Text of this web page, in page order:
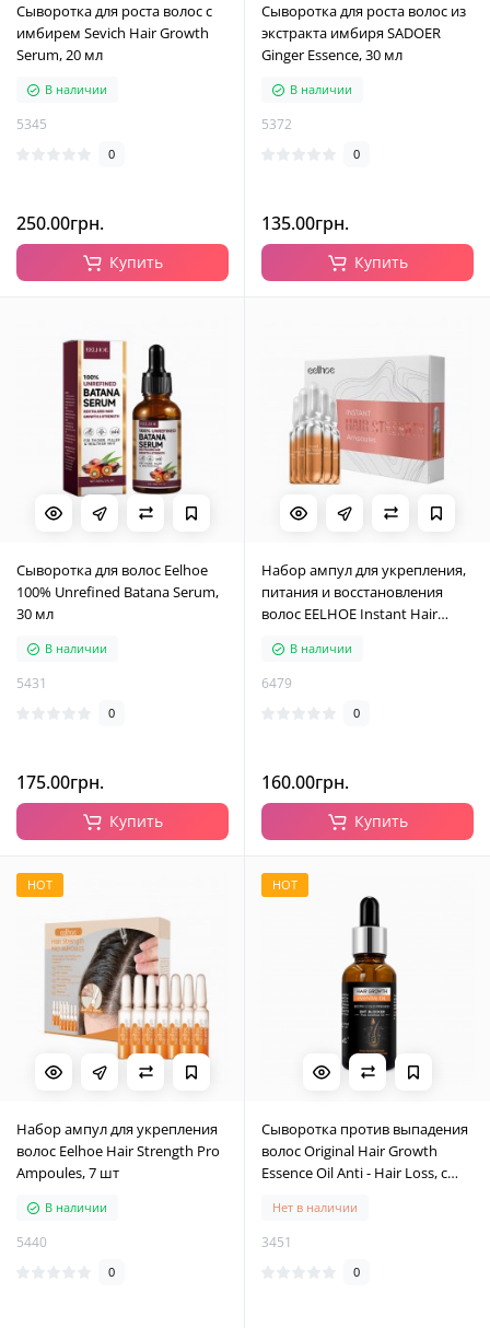
Сыворотка для роста волос с
имбирем Sevich Hair Growth
Serum, 20 мл
В наличии
5345
0
250.00грн.
Купить
Сыворотка для роста волос из
экстракта имбиря SADOER
Ginger Essence, 30 мл
В наличии
5372
0
135.00грн.
Купить
Сыворотка для волос Eelhoe
100% Unrefined Batana Serum,
30 мл
В наличии
5431
0
175.00грн.
Купить
Набор ампул для укрепления,
питания и восстановления
волос EELHOE Instant Hair
В наличии
6479
0
160.00грн.
Купить
HOT
Набор ампул для укрепления
волос Eelhoe Hair Strength Pro
Ampoules, 7 шт
В наличии
5440
0
HOT
Сыворотка против выпадения
волос Original Hair Growth
Essence Oil Anti - Hair Loss, с
Нет в наличии
3451
0